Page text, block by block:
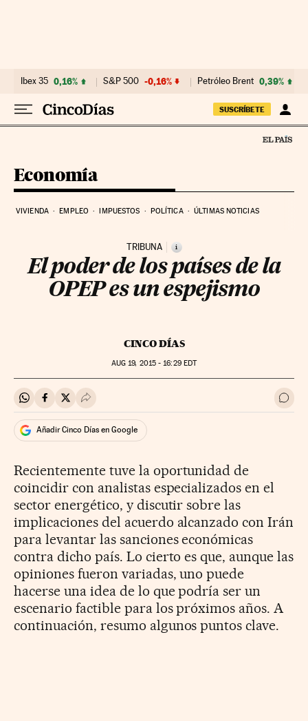
Ibex 35 0,16% S&P 500 -0,16% Petróleo Brent 0,39%
SUSCRÍBETE
Economía
VIVIENDA EMPLEO IMPUESTOS POLÍTICA ÚLTIMAS NOTICIAS
TRIBUNA i
El poder de los países de la
OPEP es un espejismo
CINCO DÍAS
AUG 19, 2015 - 16:29EDT
Compartir en Whatsapp
Compartir en Facebook
Compartir en Twitter
Desplegar Redes Sociales Ir a
Añadir Cinco Días en Google
Recientemente tuve la oportunidad de
coincidir con analistas especializados en el
sector energético, y discutir sobre las
implicaciones del acuerdo alcanzado con Irán
para levantar las sanciones económicas
contra dicho país. Lo cierto es que, aunque las
opiniones fueron variadas, uno puede
hacerse una idea de lo que podría ser un
escenario factible para los próximos años. A
continuación, resumo algunos puntos clave.